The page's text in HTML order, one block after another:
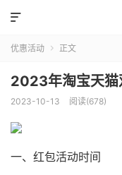

优惠活动  正文
2023年淘宝天猫
2023-10-13 阅读(678)
一、红包活动时间